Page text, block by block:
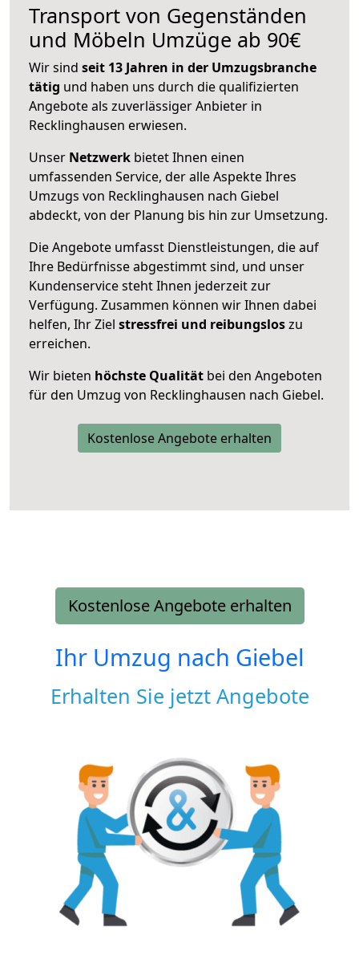
Transport von Gegenständen
und Möbeln Umzüge ab 90€
Wir sind seit 13 Jahren in der Umzugsbranche
tätig und haben uns durch die qualifizierten
Angebote als zuverlässiger Anbieter in
Recklinghausen erwiesen.
Unser Netzwerk bietet Ihnen einen
umfassenden Service, der alle Aspekte Ihres
Umzugs von Recklinghausen nach Giebel
abdeckt, von der Planung bis hin zur Umsetzung.
Die Angebote umfasst Dienstleistungen, die auf
Ihre Bedürfnisse abgestimmt sind, und unser
Kundenservice steht Ihnen jederzeit zur
Verfügung. Zusammen können wir Ihnen dabei
helfen, Ihr Ziel stressfrei und reibungsloszu
erreichen.
Wir bieten höchste Qualität bei den Angeboten
für den Umzug von Recklinghausen nach Giebel.
Kostenlose Angebote erhalten
Kostenlose Angebote erhalten
Ihr Umzug nach Giebel
Erhalten Sie jetzt Angebote